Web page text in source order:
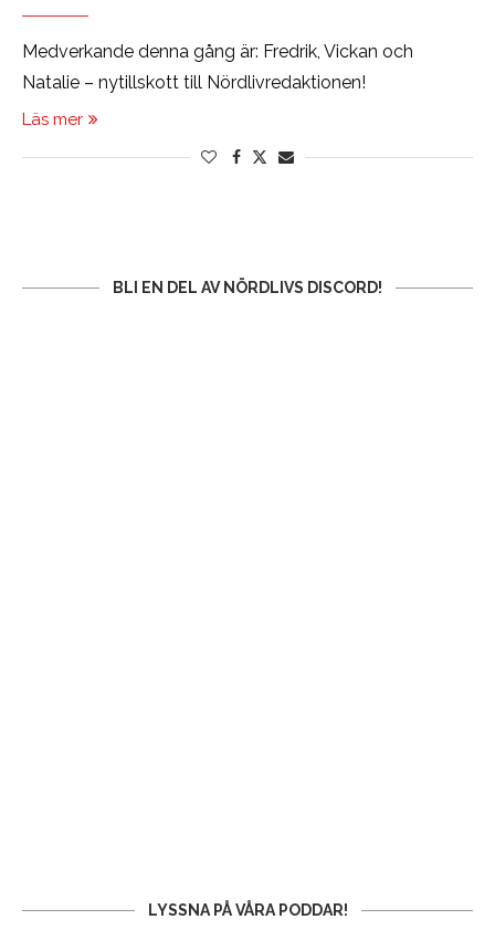
Medverkande denna gång är: Fredrik, Vickan och
Natalie – nytillskott till Nördlivredaktionen!
Läs mer
BLI EN DEL AV NÖRDLIVS DISCORD!
LYSSNA PÅ VÅRA PODDAR!